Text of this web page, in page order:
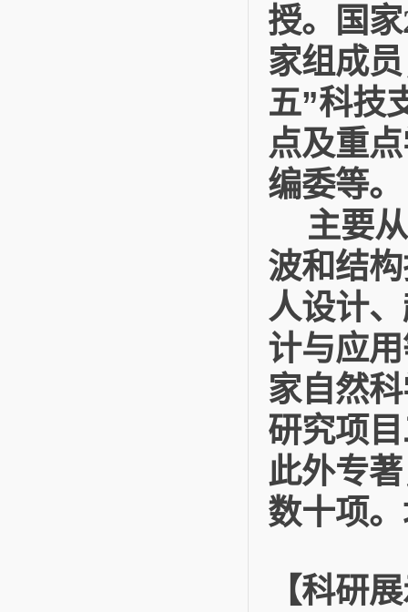
授。国家
家组成
五”科技
点及重
编委等。
主要
波和结
人设计
计与应
家自然
研究项
此外专
数十项
【科研